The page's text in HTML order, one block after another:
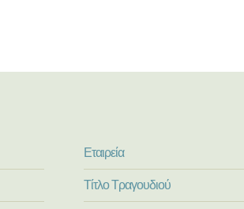
Εταιρεία
Τίτλο Τραγουδιού